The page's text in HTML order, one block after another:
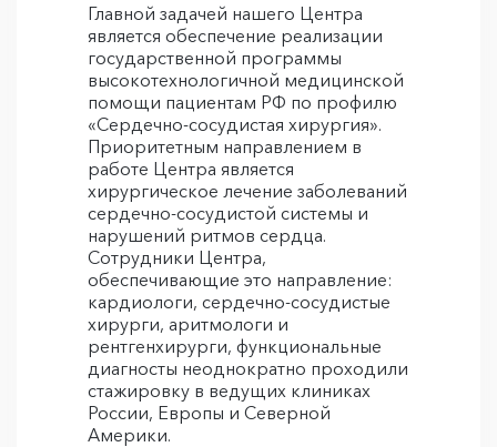
Главной задачей нашего Центра
является обеспечение реализации
государственной программы
высокотехнологичной медицинской
помощи пациентам РФ по профилю
«Сердечно-сосудистая хирургия».
Приоритетным направлением в
работе Центра является
хирургическое лечение заболеваний
сердечно-сосудистой системы и
нарушений ритмов сердца.
Сотрудники Центра,
обеспечивающие это направление:
кардиологи, сердечно-сосудистые
хирурги, аритмологи и
рентгенхирурги, функциональные
диагносты неоднократно проходили
стажировку в ведущих клиниках
России, Европы и Северной
Америки.